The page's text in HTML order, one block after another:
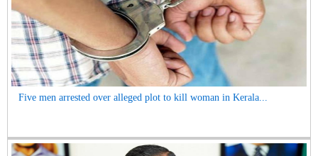
Five men arrested over alleged plot to kill woman in Kerala...